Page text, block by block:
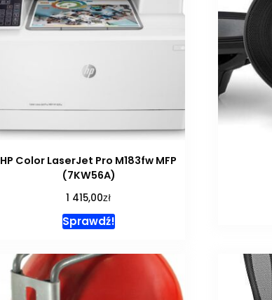
HP Color LaserJet Pro M183fw MFP
(7KW56A)
1 415,00zł
Sprawdź!